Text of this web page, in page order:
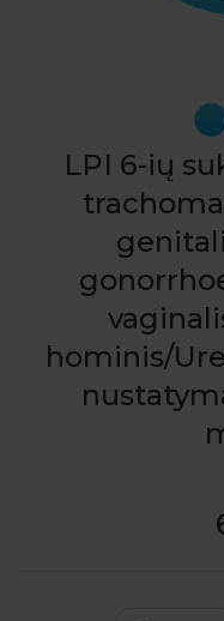
LPI 6-ių
hominis/